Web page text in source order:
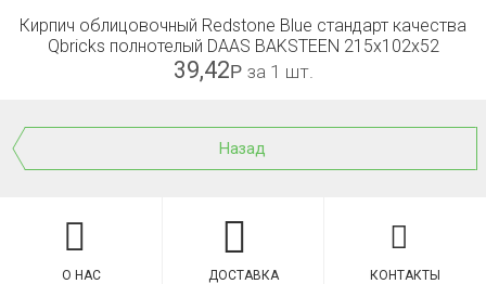
Кирпич облицовочный Redstone Blue стандарт качества
Qbricks полнотелый DAAS BAKSTEEN 215x102x52
39,42Р за 1 шт.
Назад
О НАС ДОСТАВКА КОНТАКТЫ